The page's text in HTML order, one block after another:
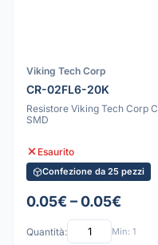
Viking Tech Corp
CR-02FL6-20K
Resistore Viking Tech Corp
SMD
Esaurito
Confezione da 25 pezzi
0.05€ – 0.05€
Quantità: Min: 1